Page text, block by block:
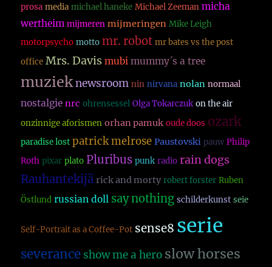
prosa media michael haneke Michael Zeeman micha
wertheim mijmeren mijmeringen Mike Leigh
motorpsycho motto mr. robot mr bates vs the post
office Mrs. Davis mubi mummy´s a tree
muzieknewsroom nin nirvana nolan normaal
nostalgie nrc ohrensessel Olga Tokarczuk on the air
onzinnige aforismen orhan pamuk oude doos ozark
paradise lost patrick melrose Paustovski pauw Philip
Roth pixar plato Pluribus punk radio rain dogs
Rauhantekijä rick and morty robert forster Ruben
Östlund russian doll say nothing schilderkunst seie
Self-Portrait as a Coffee-Pot sense8 serie
severance show me a hero slow horses